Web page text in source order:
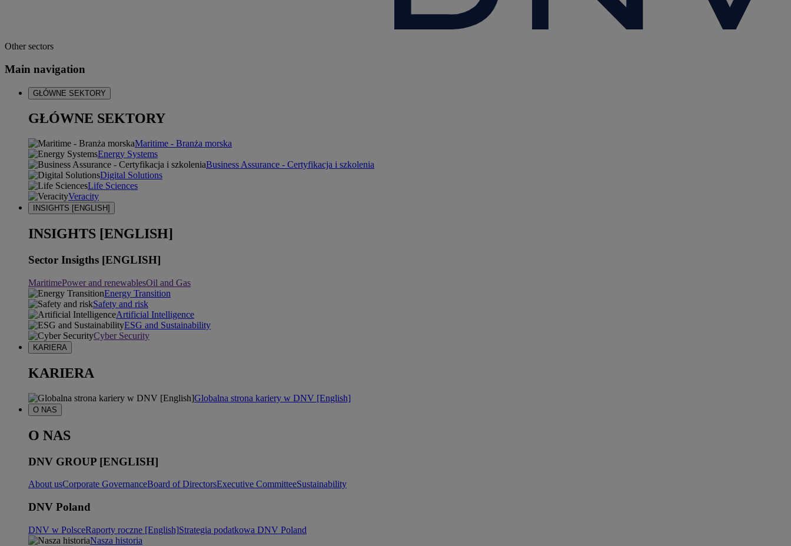
Other sectors
Main navigation
GŁÓWNE SEKTORY
GŁÓWNE SEKTORY
Maritime - Branża morska
Energy Systems
Business Assurance - Certyfikacja i szkolenia
Digital Solutions
Life Sciences
Veracity
INSIGHTS [ENGLISH]
INSIGHTS [ENGLISH]
Sector Insigths [ENGLISH]
MaritimePower and renewablesOil and Gas
Energy Transition
Safety and risk
Artificial Intelligence
ESG and Sustainability
Cyber Security
KARIERA
KARIERA
Globalna strona kariery w DNV [English]
O NAS
O NAS
DNV GROUP [ENGLISH]
About usCorporate GovernanceBoard of DirectorsExecutive CommitteeSustainability
DNV Poland
DNV w PolsceRaporty roczne [English]Strategia podatkowa DNV Poland
Nasza historia